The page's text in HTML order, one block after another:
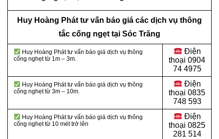
Huy Hoàng Phát tư vấn báo giá các dịch vụ thông
tắc cống ngẹt tại Sóc Trăng
Huy Hoàng Phát tư vấn báo giá dịch vụ thông
cống nghẹt từ 1m – 3m.
Điện
thoại 0904
74 4975
Huy Hoàng Phát tư vấn báo giá dịch vụ thông
cống nghẹt từ 3m – 10m.
Điện
thoại 0835
748 593
Huy Hoàng Phát tư vấn báo giá dịch vụ thông
cống nghẹt từ 10 mét trở lên
Điện
thoại 0825
281 514